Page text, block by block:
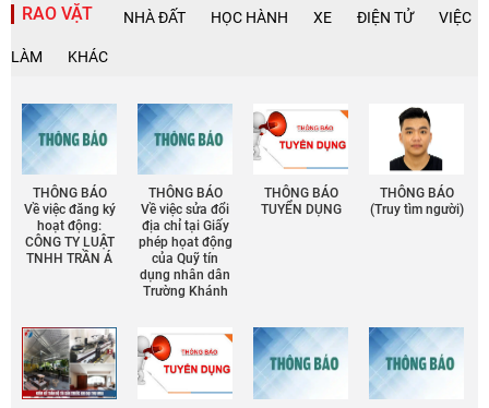
RAO VẶT NHÀ ĐẤT HỌC HÀNH XE ĐIỆN TỬ VIỆC
LÀM KHÁC
THÔNG BÁO
Về việc đăng ký
hoạt động:
CÔNG TY LUẬT
TNHH TRẦN Á
THÔNG BÁO
Về việc sửa đổi
địa chỉ tại Giấy
phép họat động
của Quỹ tín
dụng nhân dân
Trường Khánh
THÔNG BÁO
TUYỂN DỤNG
THÔNG BÁO
(Truy tìm người)